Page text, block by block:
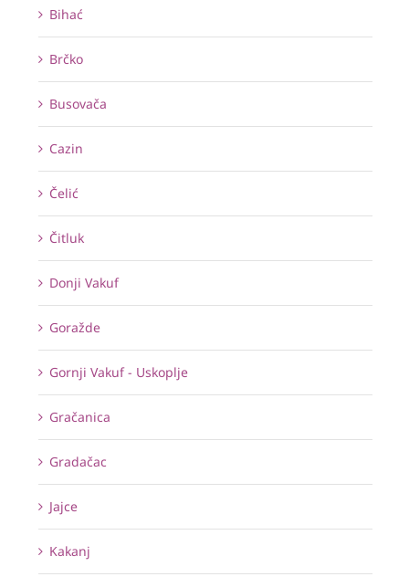
Bihać
Brčko
Busovača
Cazin
Čelić
Čitluk
Donji Vakuf
Goražde
Gornji Vakuf - Uskoplje
Gračanica
Gradačac
Jajce
Kakanj